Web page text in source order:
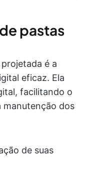
pastas
é a
eficaz. Ela
facilitando o
manutenção dos
de suas